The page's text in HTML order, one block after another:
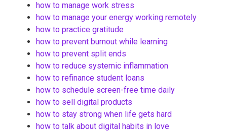
how to manage work stress
how to manage your energy working remotely
how to practice gratitude
how to prevent burnout while learning
how to prevent split ends
how to reduce systemic inflammation
how to refinance student loans
how to schedule screen-free time daily
how to sell digital products
how to stay strong when life gets hard
how to talk about digital habits in love